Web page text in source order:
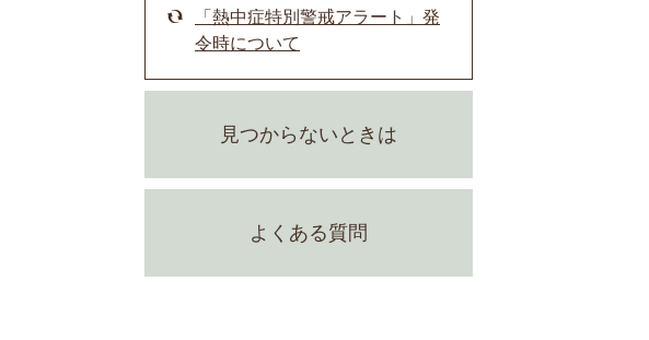
「熱中症特別警戒アラート」発
令時について
見つからないときは
よくある質問